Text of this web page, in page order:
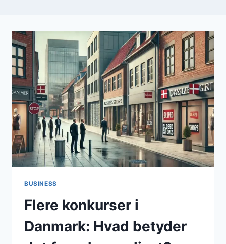
BUSINESS
Flere konkurser i
Danmark: Hvad betyder